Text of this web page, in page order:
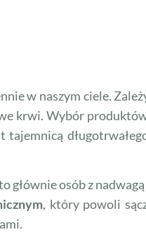
w naszym ciele.
krwi. Wybór
osób z
, który powoli